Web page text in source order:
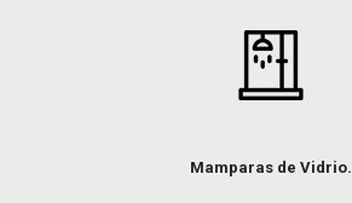
Mamparas de Vidrio.